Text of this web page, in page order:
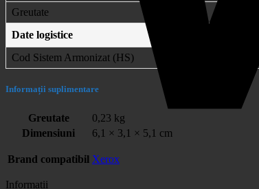
Greutate
Date logistice
Cod Sistem Armonizat (HS)
Informații suplimentare
Greutate
0,23 kg
Dimensiuni
6,1 × 3,1 × 5,1 cm
Brand compatibil Xerox
Informatii